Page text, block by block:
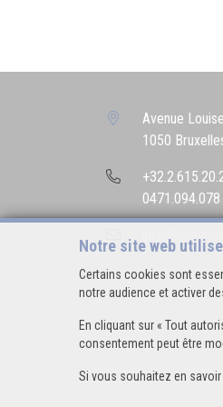
Notre site web
Certains cookies sont
notre audience et activer
En cliquant sur « Tout
consentement peut être
Si vous souhaitez en
Avenue
1050
0471.094.078